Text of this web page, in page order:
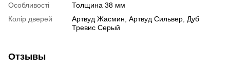
Особливості
Толщина 38 мм
Колір дверей
Артвуд Жасмин, Артвуд Сильвер, Дуб
Тревис Серый
Отзывы